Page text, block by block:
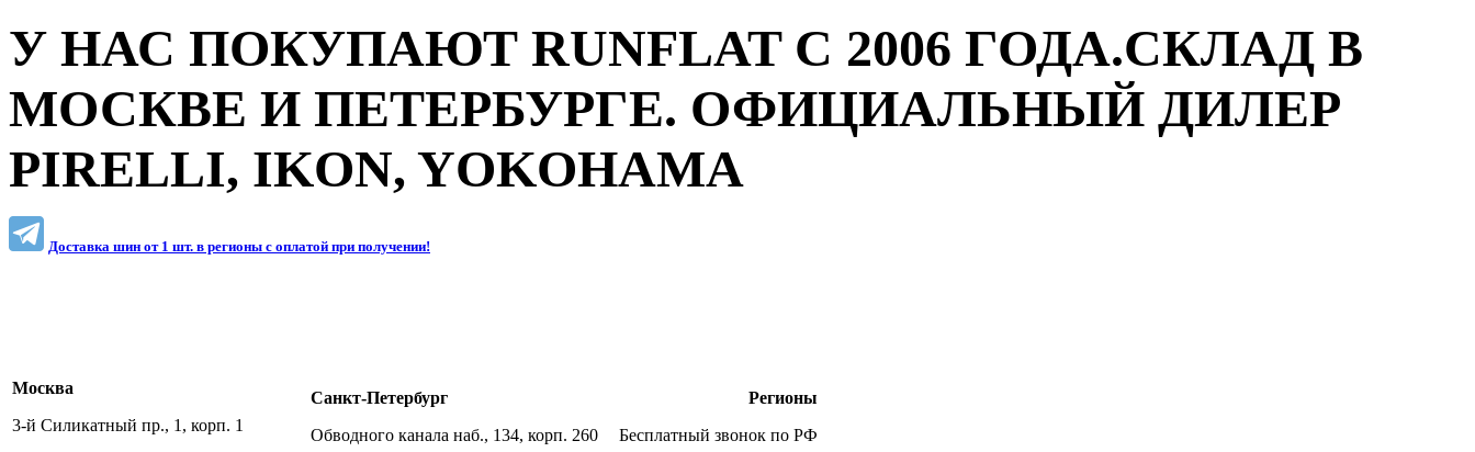
У НАС ПОКУПАЮТ RUNFLAT С 2006 ГОДА.СКЛАД В
МОСКВЕ И ПЕТЕРБУРГЕ. ОФИЦИАЛЬНЫЙ ДИЛЕР
PIRELLI, IKON, YOKOHAMA
Доставка шин от 1 шт. в регионы c оплатой при получении!
Москва
3-й Силикатный пр., 1, корп. 1
Санкт-Петербург
Обводного канала наб., 134, корп. 260
Регионы
Бесплатный звонок по РФ